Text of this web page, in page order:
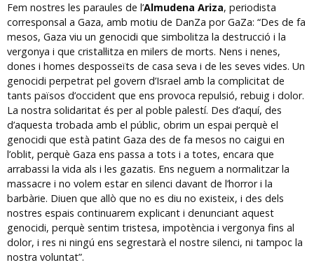
Fem nostres les paraules de l’Almudena Ariza, periodista
corresponsal a Gaza, amb motiu de DanZa por GaZa: “Des de fa
mesos, Gaza viu un genocidi que simbolitza la destrucció i la
vergonya i que cristal·litza en milers de morts. Nens i nenes,
dones i homes desposseïts de casa seva i de les seves vides. Un
genocidi perpetrat pel govern d’Israel amb la complicitat de
tants països d’occident que ens provoca repulsió, rebuig i dolor.
La nostra solidaritat és per al poble palestí. Des d’aquí, des
d’aquesta trobada amb el públic, obrim un espai perquè el
genocidi que està patint Gaza des de fa mesos no caigui en
l’oblit, perquè Gaza ens passa a tots i a totes, encara que
arrabassi la vida als i les gazatis. Ens neguem a normalitzar la
massacre i no volem estar en silenci davant de l’horror i la
barbàrie. Diuen que allò que no es diu no existeix, i des dels
nostres espais continuarem explicant i denunciant aquest
genocidi, perquè sentim tristesa, impotència i vergonya fins al
dolor, i res ni ningú ens segrestarà el nostre silenci, ni tampoc la
nostra voluntat”.